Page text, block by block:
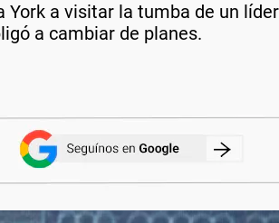
a visitar la tumba de un
a cambiar de planes.